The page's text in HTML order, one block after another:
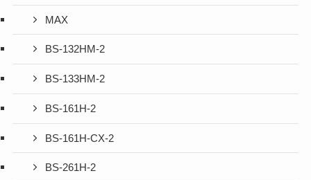
MAX
BS-132HM-2
BS-133HM-2
BS-161H-2
BS-161H-CX-2
BS-261H-2